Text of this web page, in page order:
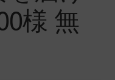
様 無